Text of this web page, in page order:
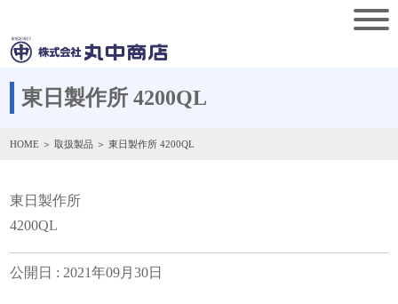
東日製作所 4200QL
HOME ＞取扱製品 ＞ 東日製作所 4200QL
東日製作所
4200QL
公開日 : 2021年09月30日